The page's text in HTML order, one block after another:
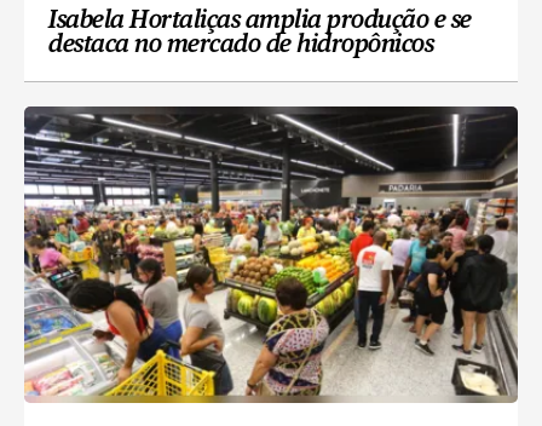
Isabela Hortaliças amplia produção e se
destaca no mercado de hidropônicos